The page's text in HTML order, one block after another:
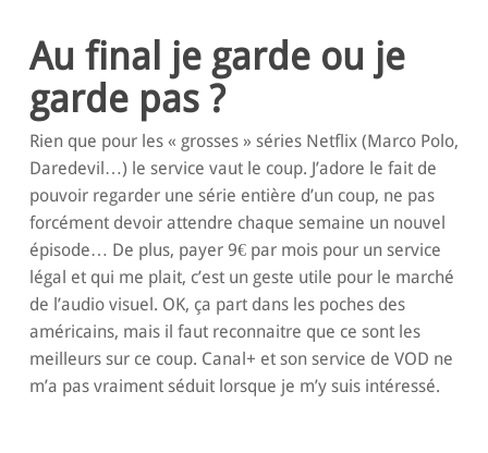
Au final je garde ou je
garde pas ?
Rien que pour les « grosses » séries Netflix (Marco Polo,
Daredevil…) le service vaut le coup. J’adore le fait de
pouvoir regarder une série entière d’un coup, ne pas
forcément devoir attendre chaque semaine un nouvel
épisode… De plus, payer 9€ par mois pour un service
légal et qui me plait, c’est un geste utile pour le marché
de l’audio visuel. OK, ça part dans les poches des
américains, mais il faut reconnaitre que ce sont les
meilleurs sur ce coup. Canal+ et son service de VOD ne
m’a pas vraiment séduit lorsque je m’y suis intéressé.